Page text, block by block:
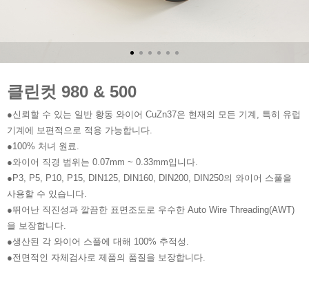
클린컷 980 & 500
●신뢰할 수 있는 일반 황동 와이어 CuZn37은 현재의 모든 기계, 특히 유럽
기계에 보편적으로 적용 가능합니다.
●100% 처녀 원료.
●와이어 직경 범위는 0.07mm ~ 0.33mm입니다.
●P3, P5, P10, P15, DIN125, DIN160, DIN200, DIN250의 와이어 스풀을
사용할 수 있습니다.
●뛰어난 직진성과 깔끔한 ​​표면조도로 우수한 Auto Wire Threading(AWT)
을 보장합니다.
●생산된 각 와이어 스풀에 대해 100% 추적성.
●전면적인 자체검사로 제품의 품질을 보장합니다.